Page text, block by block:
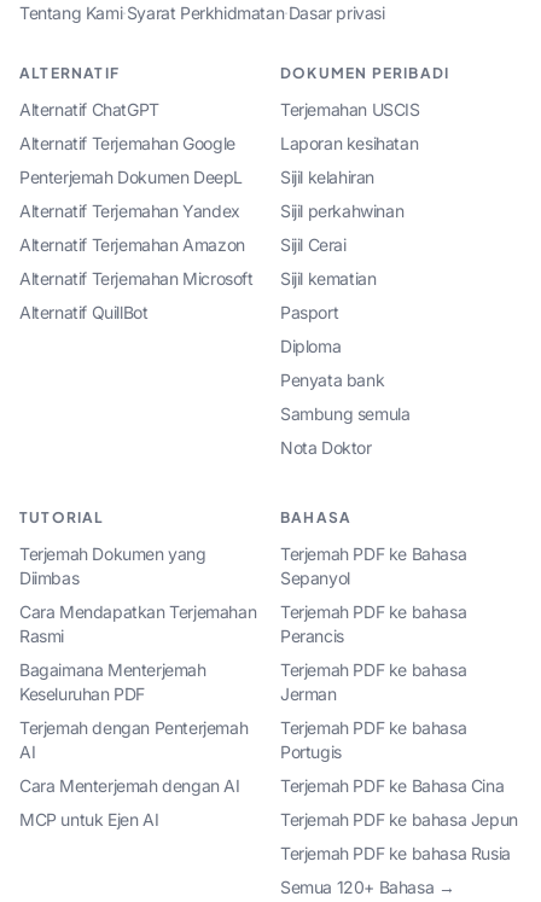
Tentang Kami·Syarat Perkhidmatan·Dasar privasi
ALTERNATIF
Alternatif ChatGPT
Alternatif Terjemahan Google
Penterjemah Dokumen DeepL
Alternatif Terjemahan Yandex
Alternatif Terjemahan Amazon
Alternatif Terjemahan Microsoft
Alternatif QuillBot
DOKUMEN PERIBADI
Terjemahan USCIS
Laporan kesihatan
Sijil kelahiran
Sijil perkahwinan
Sijil Cerai
Sijil kematian
Pasport
Diploma
Penyata bank
Sambung semula
Nota Doktor
TUTORIAL
Terjemah Dokumen yang
Diimbas
Cara Mendapatkan Terjemahan
Rasmi
Bagaimana Menterjemah
Keseluruhan PDF
Terjemah dengan Penterjemah
AI
Cara Menterjemah dengan AI
MCP untuk Ejen AI
BAHASA
Terjemah PDF ke Bahasa
Sepanyol
Terjemah PDF ke bahasa
Perancis
Terjemah PDF ke bahasa
Jerman
Terjemah PDF ke bahasa
Portugis
Terjemah PDF ke Bahasa Cina
Terjemah PDF ke bahasa Jepun
Terjemah PDF ke bahasa Rusia
Semua 120+ Bahasa →